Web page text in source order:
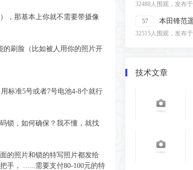
32488人围观，发布
57 本田锋范
32515人围观，发布
技术文章
，那基本上你就不需要带摄像
的刷脸（比如被人用你的照片开
标准5号或者7号电池4-8个就行
锁，如何确保？我不懂，就找
的照片和锁的特写照片都发给
手， ......需要支付80-100元的特